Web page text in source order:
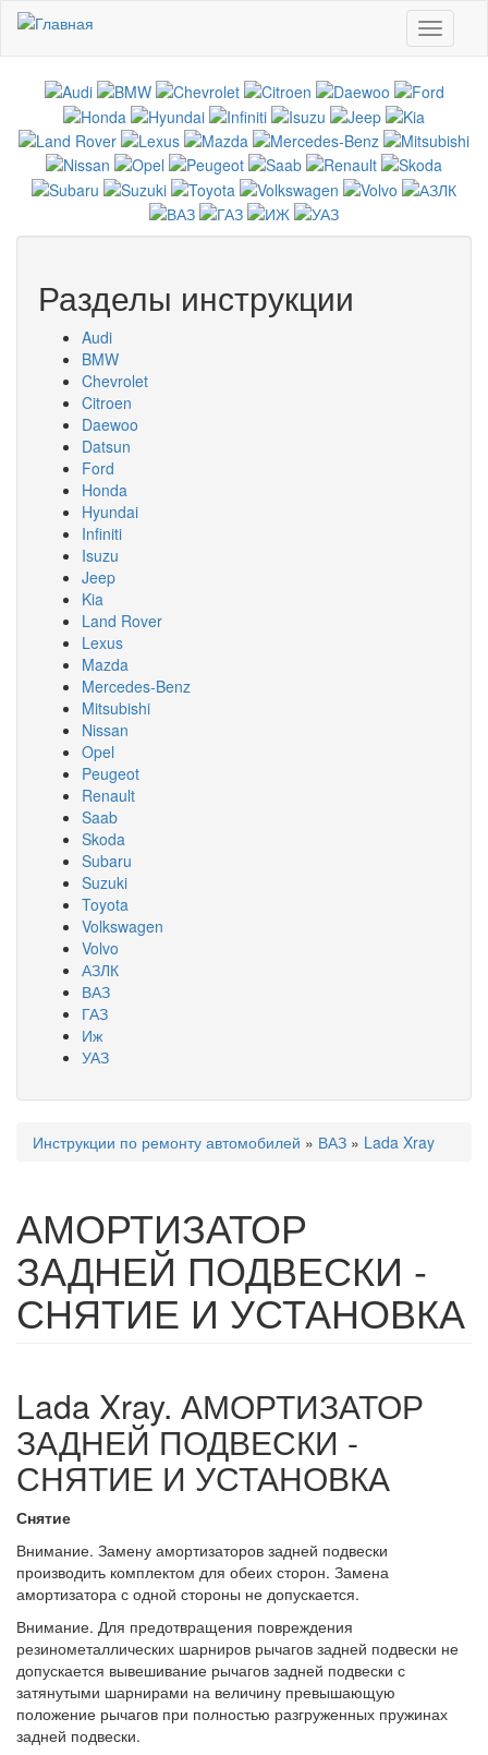
Перейти к основному содержанию
Toggle
Разделы инструкции
Audi
BMW
Chevrolet
Citroen
Daewoo
Datsun
Ford
Honda
Hyundai
Infiniti
Isuzu
Jeep
Kia
Land Rover
Lexus
Mazda
Mercedes-Benz
Mitsubishi
Nissan
Opel
Peugeot
Renault
Saab
Skoda
Subaru
Suzuki
Toyota
Volkswagen
Volvo
АЗЛК
ВАЗ
ГАЗ
Иж
УАЗ
Вы здесь
Инструкции по ремонту автомобилей » ВАЗ » Lada Xray
АМОРТИЗАТОР
ЗАДНЕЙ ПОДВЕСКИ -
СНЯТИЕ И УСТАНОВКА
Lada Xray. АМОРТИЗАТОР
ЗАДНЕЙ ПОДВЕСКИ -
СНЯТИЕ И УСТАНОВКА
Снятие
Внимание. Замену амортизаторов задней подвески
производить комплектом для обеих сторон. Замена
амортизатора с одной стороны не допускается.
Внимание. Для предотвращения повреждения
резинометаллических шарниров рычагов задней подвески не
допускается вывешивание рычагов задней подвески с
затянутыми шарнирами на величину превышающую
положение рычагов при полностью разгруженных пружинах
задней подвески.